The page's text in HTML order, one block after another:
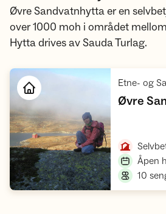
Øvre Sandvatnhytta er en
over 1000 moh i området
Hytta drives av Sauda Turlag.
Etne- og
Øvre
Åpen
10